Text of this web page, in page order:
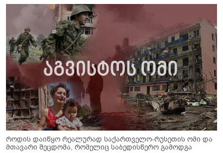
როდის დაიწყო რეალურად საქართველო-რუსეთის ომი და
მთავარი შეცდომა, რომელიც საბედისწერო გამოდგა